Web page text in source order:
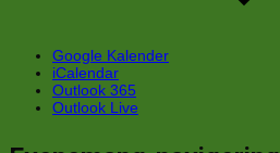
Google Kalender
iCalendar
Outlook 365
Outlook Live